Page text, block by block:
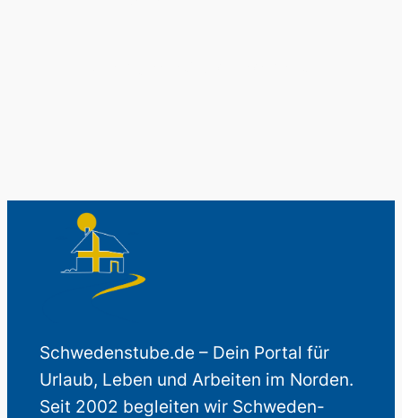
Schwedenstube.de – Dein Portal für
Urlaub, Leben und Arbeiten im Norden.
Seit 2002 begleiten wir Schweden-